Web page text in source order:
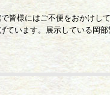
皆様にはご不便をおかけし
います。展示している岡